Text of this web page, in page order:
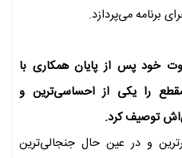
برنامه می‌پردازد.
خود پس از پایان همکاری با
را یکی از احساسی‌ترین و
توصیف کرد.
و در عین حال جنجالی‌ترین